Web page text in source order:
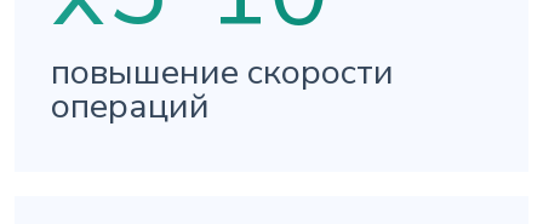
повышение скорости
операций